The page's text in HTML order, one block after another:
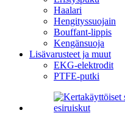
Haalari
Hengityssuojain
Bouffant-lippis
Kengänsuoja
Lisävarusteet ja muut
EKG-elektrodit
PTFE-putki